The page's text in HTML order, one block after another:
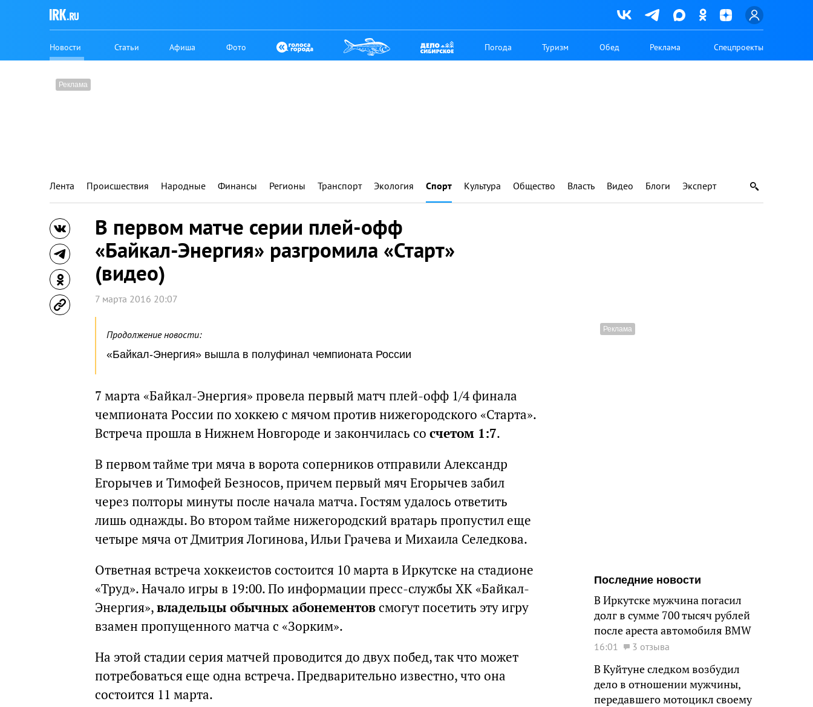
Новости Статьи Афиша Фото Погода Туризм Обед Реклама Спецпроекты
Лента Происшествия Народные Финансы Регионы Транспорт Экология Спорт Культура Общество Власть Видео Блоги Эксперт
В первом матче серии плей-офф
«Байкал-Энергия» разгромила «Старт»
(видео)
7 марта 2016 20:07
Продолжение новости:
«Байкал-Энергия» вышла в полуфинал чемпионата России
7 марта «Байкал-Энергия» провела первый матч плей-офф 1/4 финала
чемпионата России по хоккею с мячом против нижегородского «Старта».
Встреча прошла в Нижнем Новгороде и закончилась со счетом 1:7.
В первом тайме три мяча в ворота соперников отправили Александр
Егорычев и Тимофей Безносов, причем первый мяч Егорычев забил
через полторы минуты после начала матча. Гостям удалось ответить
лишь однажды. Во втором тайме нижегородский вратарь пропустил еще
четыре мяча от Дмитрия Логинова, Ильи Грачева и Михаила Селедкова.
Ответная встреча хоккеистов состоится 10 марта в Иркутске на стадионе
«Труд». Начало игры в 19:00. По информации пресс-службы ХК «Байкал-
Энергия»,владельцы обычных абонементовсмогут посетить эту игру
взамен пропущенного матча с «Зорким».
На этой стадии серия матчей проводится до двух побед, так что может
потребоваться еще одна встреча. Предварительно известно, что она
состоится 11 марта.
Последние новости
В Иркутске мужчина погасил
долг в сумме 700 тысяч рублей
после ареста автомобиля BMW
16:01 3 отзыва
В Куйтуне следком возбудил
дело в отношении мужчины,
передавшего мотоцикл своему